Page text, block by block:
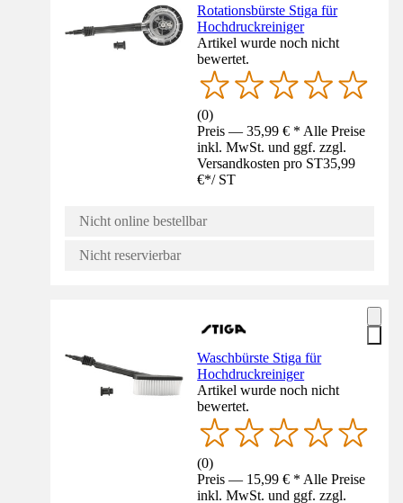
Rotationsbürste Stiga für
Hochdruckreiniger
Artikel wurde noch nicht
bewertet.
(0)
Preis — 35,99 € * Alle Preise
inkl. MwSt. und ggf. zzgl.
Versandkosten pro ST35,99
€*/ ST
Nicht online bestellbar
Nicht reservierbar
Waschbürste Stiga für
Hochdruckreiniger
Artikel wurde noch nicht
bewertet.
(0)
Preis — 15,99 € * Alle Preise
inkl. MwSt. und ggf. zzgl.